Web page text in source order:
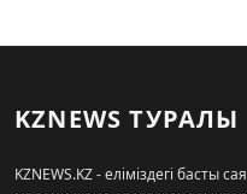
KZNEWS ТУРАЛЫ
KZNEWS.KZ - еліміздегі басты